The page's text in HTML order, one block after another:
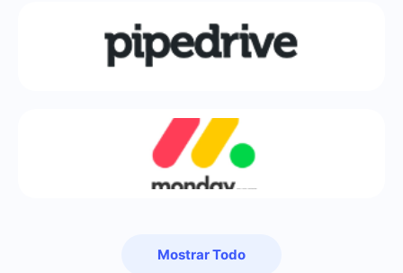
Mostrar Todo